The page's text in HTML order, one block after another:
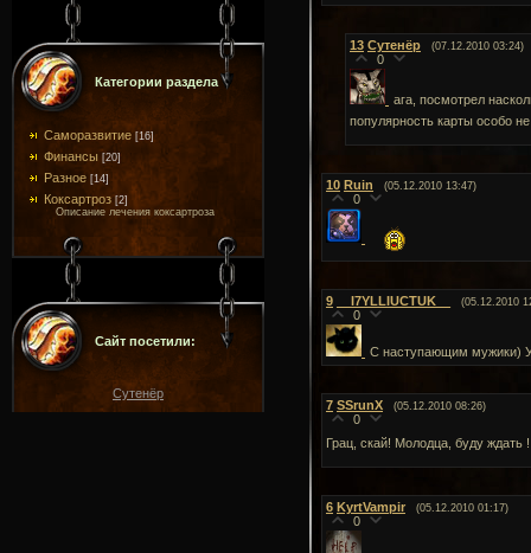
Категории раздела
Саморазвитие [16]
Финансы [20]
Разное [14]
Коксартроз [2]
Описание лечения коксартроза
Сайт посетили:
Сутенёр
13 Сутенёр (07.12.2010 03:24)
0
ага, посмотрел
популярность карты особо
10 Ruin (05.12.2010 13:47)
0
9 __I7YLLIUCTUK__ (05.12.2010
0
С наступающим мужики) У
7 SSrunX (05.12.2010 08:26)
0
Грац, скай! Молодца, буду ждать
6 KyrtVampir (05.12.2010 01:17)
0